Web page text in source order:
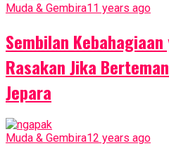
Muda & Gembira11 years ago
Sembilan
Rasakan Jika
Jepara
Muda & Gembira12 years ago